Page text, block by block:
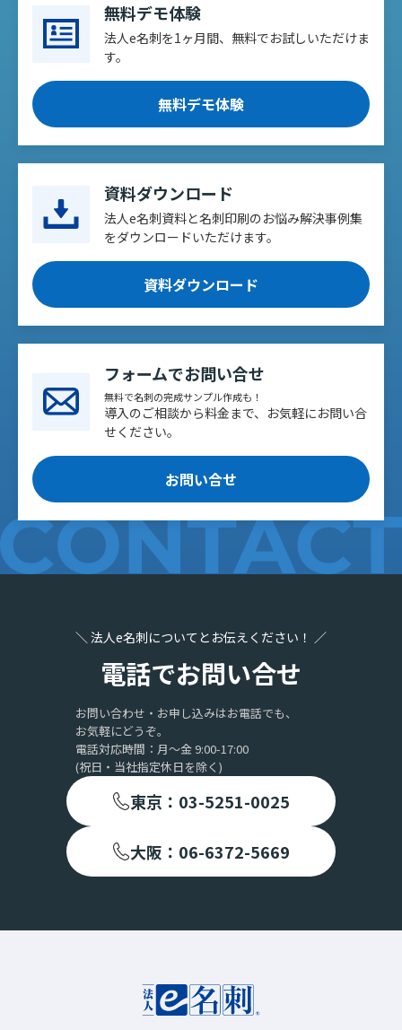
無料デモ体験
法人e名刺を1ヶ月間、無料でお試しいただけま
す。
無料デモ体験
資料ダウンロード
法人e名刺資料と名刺印刷のお悩み解決事例集
をダウンロードいただけます。
資料ダウンロード
フォームでお問い合せ
無料で名刺の完成サンプル作成も！
導入のご相談から料金まで、お気軽にお問い合
せください。
お問い合せ
＼ 法人e名刺についてとお伝えください！ ／
電話でお問い合せ
お問い合わせ・お申し込みはお電話でも、
お気軽にどうぞ。
電話対応時間：月〜金 9:00-17:00
(祝日・当社指定休日を除く)
東京：03-5251-0025
大阪：06-6372-5669